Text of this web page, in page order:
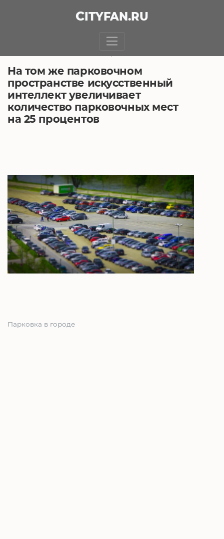
CITYFAN.RU
На том же парковочном
пространстве искусственный
интеллект увеличивает
количество парковочных мест
на 25 процентов
Парковка в городе